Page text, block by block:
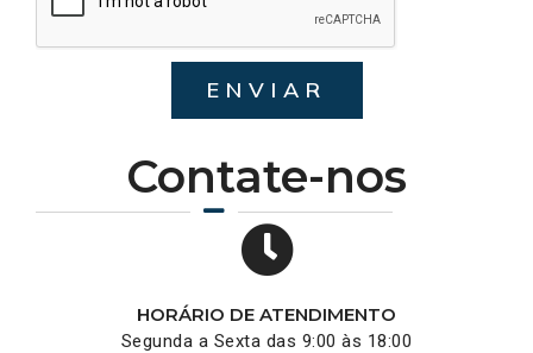
Contate-nos
HORÁRIO DE ATENDIMENTO
Segunda a Sexta das 9:00 às 18:00
ENVIAR